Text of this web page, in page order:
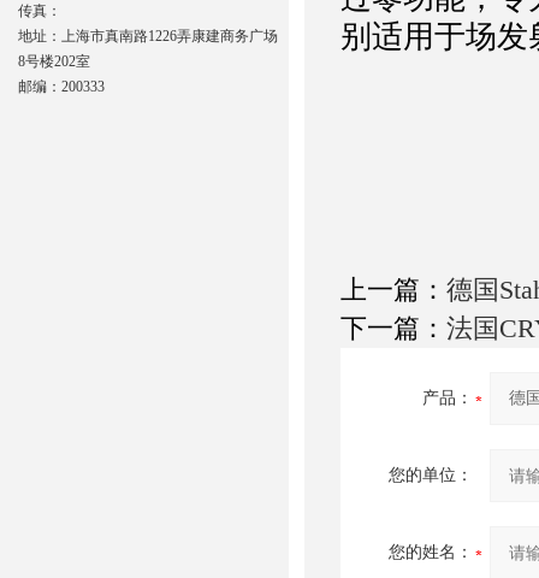
别适用于场发
上一篇： 德国
下一篇： 法国
产品：
您的单位：
您的姓名：
传真：
地址：上海市真南路1226弄康建商务广场
8号楼202室
邮编：200333